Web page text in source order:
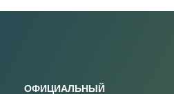
ОФИЦИАЛЬНЫЙ